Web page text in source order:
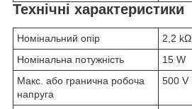
Технічні характеристики
Номінальний опір
2,2 kΩ
Номінальна потужність
15 W
Макс. або гранична робоча
напруга
500 V